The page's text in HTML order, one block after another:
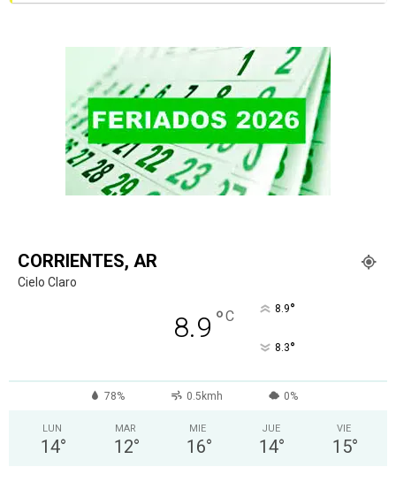
CORRIENTES, AR
Cielo Claro
8.9 °C 8.9°
8.3°
78% 0.5kmh 0%
LUN
14°
MAR
12°
MIE
16°
JUE
14°
VIE
15°